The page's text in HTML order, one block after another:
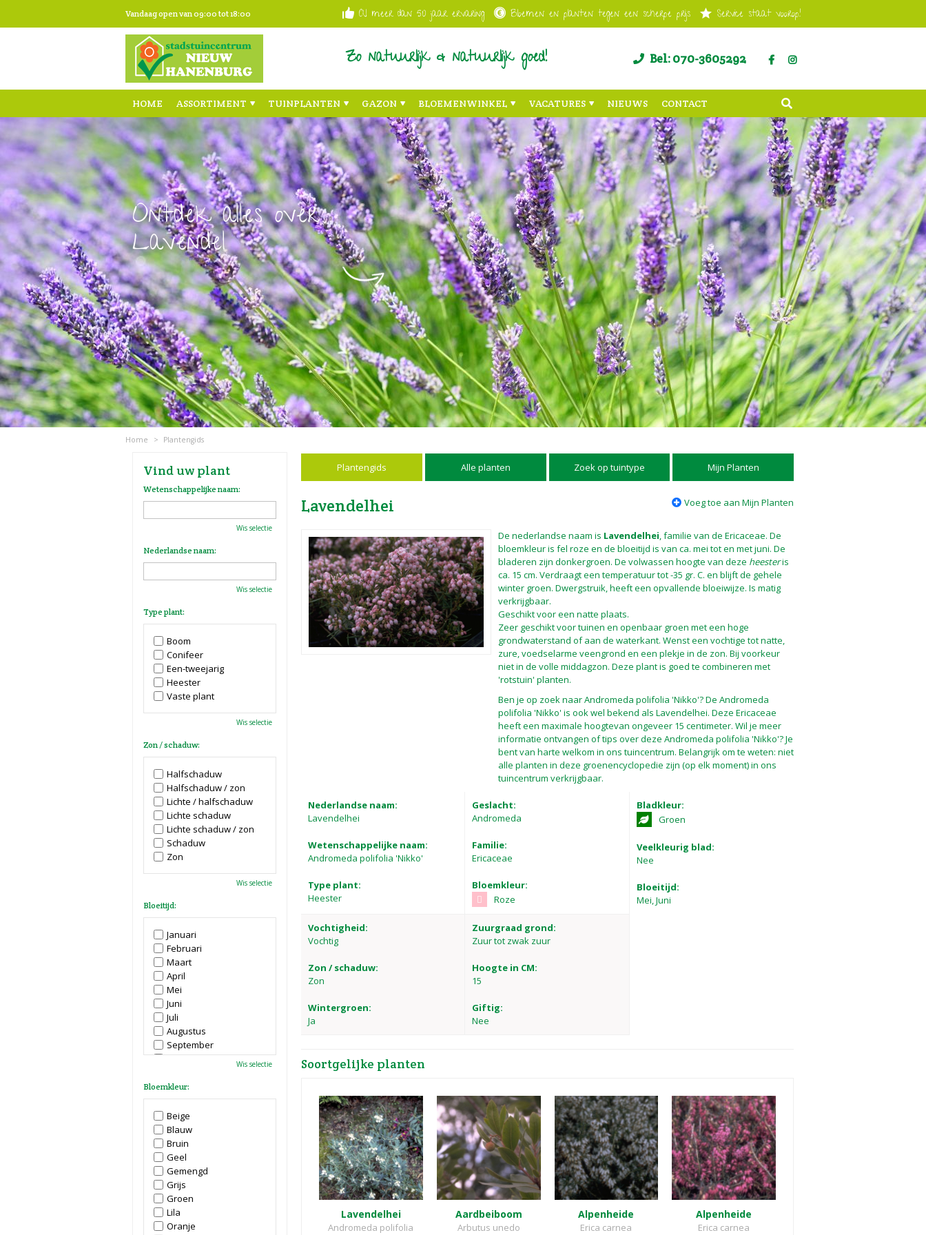
content
Vandaag open van09:00tot18:00 Al meer dan 50 jaar ervaring Bloemen en planten tegen een scherpe prijs Service staat voorop!
Zo natuurlijk & natuurlijk goed! Bel: 070-3605292
HOME ASSORTIMENT TUINPLANTEN GAZON BLOEMENWINKEL VACATURES NIEUWS CONTACT
Ontdek alles over
Lavendel
Home > Plantengids
Plantengids Alle planten Zoek op tuintype Mijn Planten
Lavendelhei Voeg toe aan Mijn Planten
De nederlandse naam is Lavendelhei, familie van de Ericaceae. De
bloemkleur is fel roze en de bloeitijd is van ca. mei tot en met juni. De
bladeren zijn donkergroen. De volwassen hoogte van deze heesteris
ca. 15 cm. Verdraagt een temperatuur tot -35 gr. C. en blijft de gehele
winter groen. Dwergstruik, heeft een opvallende bloeiwijze. Is matig
verkrijgbaar.
Geschikt voor een natte plaats.
Zeer geschikt voor tuinen en openbaar groen met een hoge
grondwaterstand of aan de waterkant. Wenst een vochtige tot natte,
zure, voedselarme veengrond en een plekje in de zon. Bij voorkeur
niet in de volle middagzon. Deze plant is goed te combineren met
'rotstuin' planten.
Ben je op zoek naar Andromeda polifolia 'Nikko'? De Andromeda
polifolia 'Nikko' is ook wel bekend als Lavendelhei. Deze Ericaceae
heeft een maximale hoogtevan ongeveer 15 centimeter. Wil je meer
informatie ontvangen of tips over deze Andromeda polifolia 'Nikko'? Je
bent van harte welkom in ons tuincentrum. Belangrijk om te weten: niet
alle planten in deze groenencyclopedie zijn (op elk moment) in ons
tuincentrum verkrijgbaar.
Nederlandse naam:
Lavendelhei
Wetenschappelijke naam:
Andromeda polifolia 'Nikko'
Type plant:
Heester
Geslacht:
Andromeda
Familie:
Ericaceae
Bloemkleur:
Roze
Bladkleur:
Groen
Veelkleurig blad:
Nee
Bloeitijd:
Mei, Juni
Vochtigheid:
Vochtig
Zon / schaduw:
Zon
Wintergroen:
Ja
Zuurgraad grond:
Zuur tot zwak zuur
Hoogte in CM:
15
Giftig:
Nee
Soortgelijke planten
Lavendelhei
Andromeda polifolia
Aardbeiboom
Arbutus unedo
Alpenheide
Erica carnea
Alpenheide
Erica carnea
Vind uw plant
Wetenschappelijke naam:
Wis selectie
Nederlandse naam:
Wis selectie
Type plant:
Boom
Conifeer
Een-tweejarig
Heester
Vaste plant
Wis selectie
Zon / schaduw:
Halfschaduw
Halfschaduw / zon
Lichte / halfschaduw
Lichte schaduw
Lichte schaduw / zon
Schaduw
Zon
Wis selectie
Bloeitijd:
Januari
Februari
Maart
April
Mei
Juni
Juli
Augustus
September
Oktober
December
Wis selectie
Bloemkleur:
Beige
Blauw
Bruin
Geel
Gemengd
Grijs
Groen
Lila
Oranje